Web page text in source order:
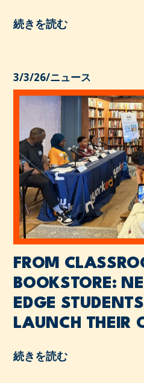
続きを読む
3/3/26/ニュース
FROM
BOOKSTORE:
EDGE
LAUNCH THEIR
続きを読む